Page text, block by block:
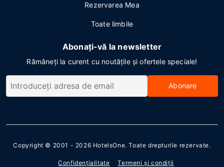
Rezervarea Mea
Toate limbile
Abonați-vă la newsletter
Rămâneți la curent cu noutățile și ofertele speciale!
Abonare
Copyright © 2001 - 2026 HotelsOne. Toate drepturile rezervate.
Confidenţialitate Termeni şi condiţii